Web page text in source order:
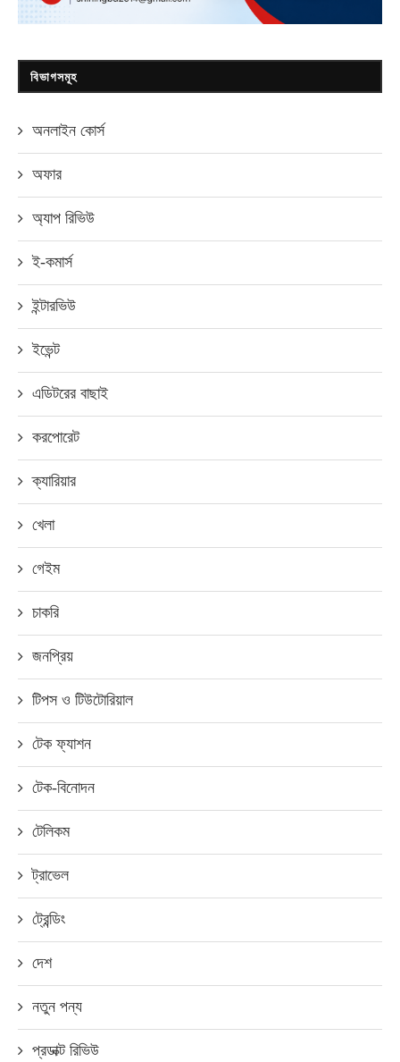
বিভাগসমূহ
অনলাইন কোর্স
অফার
অ্যাপ রিভিউ
ই-কমার্স
ইন্টারভিউ
ইভেন্ট
এডিটরের বাছাই
করপোরেট
ক্যারিয়ার
খেলা
গেইম
চাকরি
জনপ্রিয়
টিপস ও টিউটোরিয়াল
টেক ফ্যাশন
টেক-বিনোদন
টেলিকম
ট্রাভেল
ট্রেন্ডিং
দেশ
নতুন পন্য
প্রডাক্ট রিভিউ